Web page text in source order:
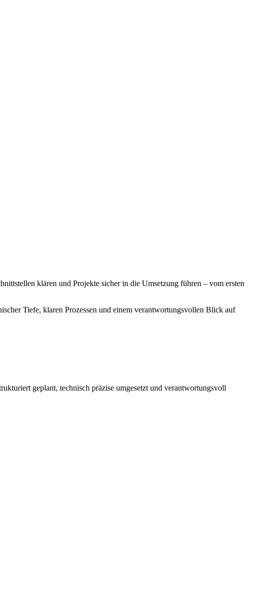
klären und Projekte sicher in die Umsetzung führen – vom ersten
Tiefe, klaren Prozessen und einem verantwortungsvollen Blick auf
geplant, technisch präzise umgesetzt und verantwortungsvoll